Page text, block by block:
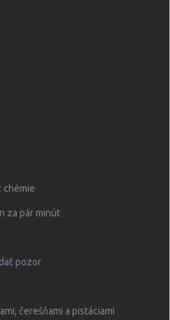
chémie
za pár minút
pozor
čerešňami a pistáciami